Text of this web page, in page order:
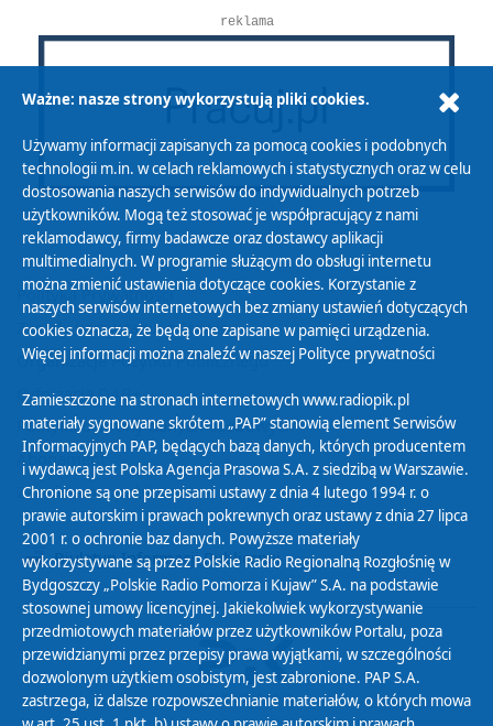
reklama
Polityka Prywatności
Zasady korzystania z Serwisu
Organizacje Pożytku Publicznego
Cyfryzacja DAB+
Polityka ochrony danych osobowych
Abonament
Zamówienia publiczne
Biuletyn Informacji Publicznej
Ważne: nasze strony wykorzystują pliki cookies.
Używamy informacji zapisanych za pomocą cookies i podobnych
technologii m.in. w celach reklamowych i statystycznych oraz w celu
dostosowania naszych serwisów do indywidualnych potrzeb
użytkowników. Mogą też stosować je współpracujący z nami
reklamodawcy, firmy badawcze oraz dostawcy aplikacji
multimedialnych. W programie służącym do obsługi internetu
można zmienić ustawienia dotyczące cookies. Korzystanie z
naszych serwisów internetowych bez zmiany ustawień dotyczących
cookies oznacza, że będą one zapisane w pamięci urządzenia.
Więcej informacji można znaleźć w naszej Polityce prywatności
Zamieszczone na stronach internetowych www.radiopik.pl
materiały sygnowane skrótem „PAP” stanowią element Serwisów
Informacyjnych PAP, będących bazą danych, których producentem
i wydawcą jest Polska Agencja Prasowa S.A. z siedzibą w Warszawie.
Chronione są one przepisami ustawy z dnia 4 lutego 1994 r. o
prawie autorskim i prawach pokrewnych oraz ustawy z dnia 27 lipca
2001 r. o ochronie baz danych. Powyższe materiały
wykorzystywane są przez Polskie Radio Regionalną Rozgłośnię w
Bydgoszczy „Polskie Radio Pomorza i Kujaw” S.A. na podstawie
stosownej umowy licencyjnej. Jakiekolwiek wykorzystywanie
przedmiotowych materiałów przez użytkowników Portalu, poza
przewidzianymi przez przepisy prawa wyjątkami, w szczególności
dozwolonym użytkiem osobistym, jest zabronione. PAP S.A.
zastrzega, iż dalsze rozpowszechnianie materiałów, o których mowa